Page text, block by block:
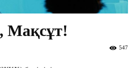
Мақсұт!
547